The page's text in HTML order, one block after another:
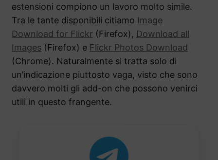
estensioni compiono un lavoro molto simile.
Tra le tante disponibili citiamo Image
Download for Flickr (Firefox), Download all
Images (Firefox) e Flickr Photos Download
(Chrome). Naturalmente si tratta solo di
un’indicazione piuttosto vaga, visto che sono
davvero molti gli add-on che possono venirci
utili in questo frangente.